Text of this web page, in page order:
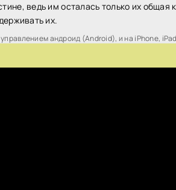
ведь им осталась только их общая
их.
андроид (Android), и на iPhone,